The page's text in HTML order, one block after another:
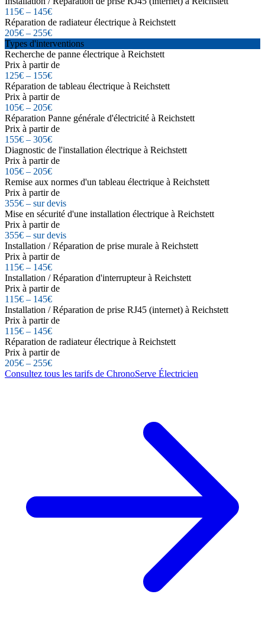
115€ – 145€
Réparation de radiateur électrique à Reichstett
205€ – 255€
Types d'interventions
Recherche de panne électrique à Reichstett
Prix à partir de
125€ – 155€
Réparation de tableau électrique à Reichstett
Prix à partir de
105€ – 205€
Réparation Panne générale d'électricité à Reichstett
Prix à partir de
155€ – 305€
Diagnostic de l'installation électrique à Reichstett
Prix à partir de
105€ – 205€
Remise aux normes d'un tableau électrique à Reichstett
Prix à partir de
355€ – sur devis
Mise en sécurité d'une installation électrique à Reichstett
Prix à partir de
355€ – sur devis
Installation / Réparation de prise murale à Reichstett
Prix à partir de
115€ – 145€
Installation / Réparation d'interrupteur à Reichstett
Prix à partir de
115€ – 145€
Installation / Réparation de prise RJ45 (internet) à Reichstett
Prix à partir de
115€ – 145€
Réparation de radiateur électrique à Reichstett
Prix à partir de
205€ – 255€
Consultez tous les tarifs de ChronoServe Électricien